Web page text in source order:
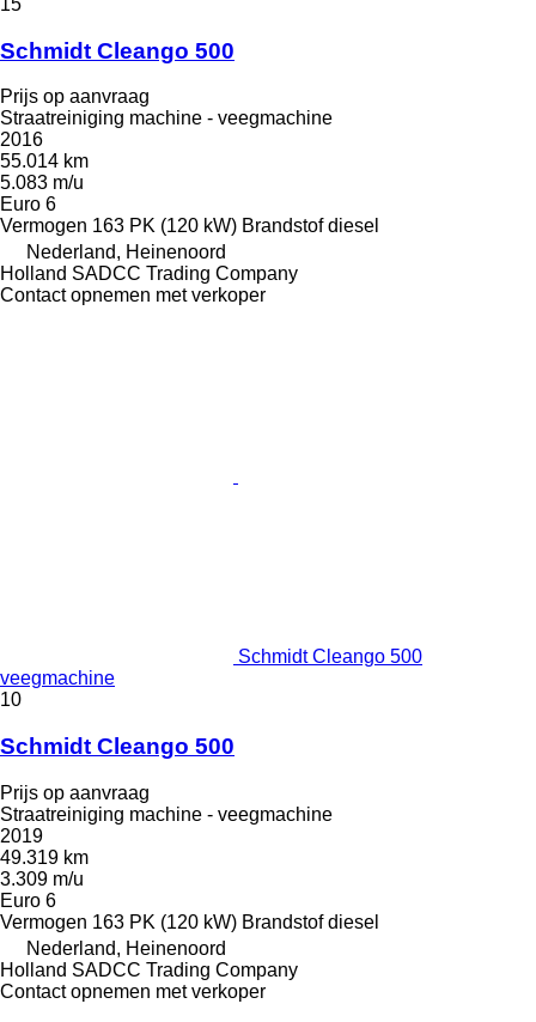
15
Schmidt Cleango 500
Prijs op aanvraag
Straatreiniging machine - veegmachine
2016
55.014 km
5.083 m/u
Euro 6
Vermogen 163 PK (120 kW) Brandstof diesel
Nederland, Heinenoord
Holland SADCC Trading Company
Contact opnemen met verkoper
Schmidt Cleango 500
veegmachine
10
Schmidt Cleango 500
Prijs op aanvraag
Straatreiniging machine - veegmachine
2019
49.319 km
3.309 m/u
Euro 6
Vermogen 163 PK (120 kW) Brandstof diesel
Nederland, Heinenoord
Holland SADCC Trading Company
Contact opnemen met verkoper